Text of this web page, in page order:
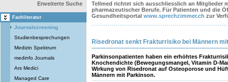
Erweiterte Suche
Fachliteratur
Journalscreening
Studienbesprechungen
Medizin Spektrum
medinfo Journals
Ars Medici
Managed Care
Tellmed richtet sich ausschliesslich an Mitglieder
pharmazeutischer Berufe. Für Patienten und die
Gesundheitsportal www.sprechzimmer.ch zur
Risedronat senkt Frakturrisiko bei Männern
Parkinsonpatienten haben ein erhöhtes
Knochendichte (Bewegungsmangel, Vitamin D-
Wirkung von Risedronat auf Osteoporose und
Männern mit Parkinson.